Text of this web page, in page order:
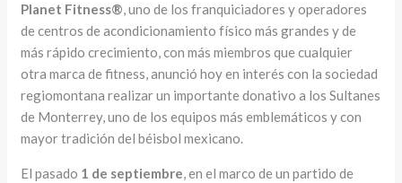
Planet Fitness®, uno de los franquiciadores y operadores
de centros de acondicionamiento físico más grandes y de
más rápido crecimiento, con más miembros que cualquier
otra marca de fitness, anunció hoy en interés con la sociedad
regiomontana realizar un importante donativo a los Sultanes
de Monterrey, uno de los equipos más emblemáticos y con
mayor tradición del béisbol mexicano.
El pasado 1 de septiembre, en el marco de un partido de